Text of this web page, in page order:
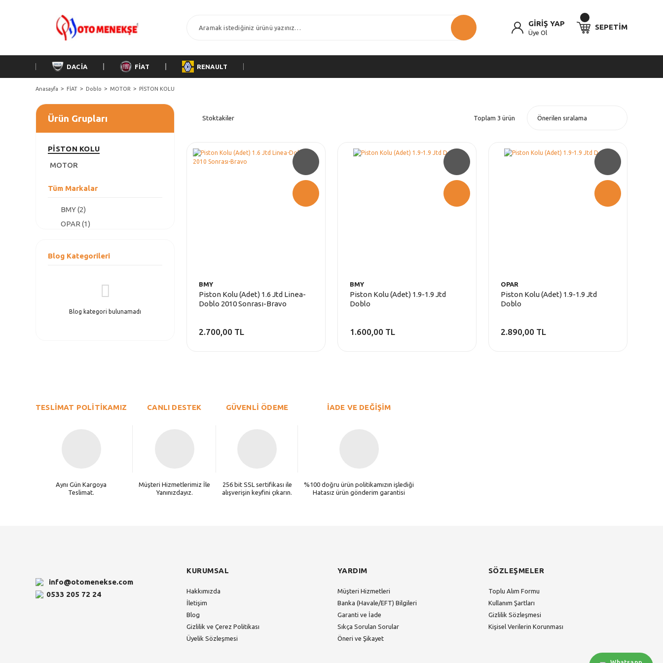
GİRİŞ YAP
Üye Ol
SEPETİM
DACİA FİAT RENAULT
Anasayfa FİAT Doblo MOTOR PİSTON KOLU
Ürün Grupları
PİSTON KOLU
MOTOR
Tüm Markalar
BMY (2)
OPAR (1)
Blog Kategorileri
Blog kategori bulunamadı
Stoktakiler Toplam 3 ürün
BMY
Piston Kolu (Adet) 1.6 Jtd Linea-
Doblo 2010 Sonrası-Bravo
2.700,00 TL
BMY
Piston Kolu (Adet) 1.9-1.9 Jtd
Doblo
1.600,00 TL
OPAR
Piston Kolu (Adet) 1.9-1.9 Jtd
Doblo
2.890,00 TL
TESLİMAT POLİTİKAMIZ
Aynı Gün Kargoya
Teslimat.
CANLI DESTEK
Müşteri Hizmetlerimiz İle
Yanınızdayız.
GÜVENLİ ÖDEME
256 bit SSL sertifikası ile
alışverişin keyfini çıkarın.
İADE VE DEĞİŞİM
%100 doğru ürün politikamızın işlediği
Hatasız ürün gönderim garantisi
info@otomenekse.com
0533 205 72 24
KURUMSAL
Hakkımızda
İletişim
Blog
Gizlilik ve Çerez Politikası
Üyelik Sözleşmesi
YARDIM
Müşteri Hizmetleri
Banka (Havale/EFT) Bilgileri
Garanti ve İade
Sıkça Sorulan Sorular
Öneri ve Şikayet
SÖZLEŞMELER
Toplu Alım Formu
Kullanım Şartları
Gizlilik Sözleşmesi
Kişisel Verilerin Korunması